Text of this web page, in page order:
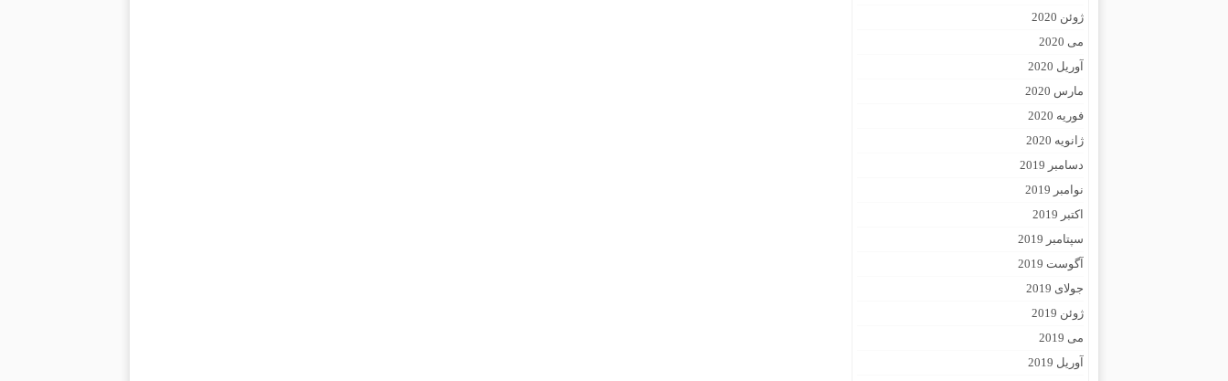
ژوئن 2020
می 2020
آوریل 2020
مارس 2020
فوریه 2020
ژانویه 2020
دسامبر 2019
نوامبر 2019
اکتبر 2019
سپتامبر 2019
آگوست 2019
جولای 2019
ژوئن 2019
می 2019
آوریل 2019